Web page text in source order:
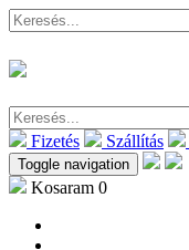
Fizetés Szállítás
Toggle navigation
Kosaram 0